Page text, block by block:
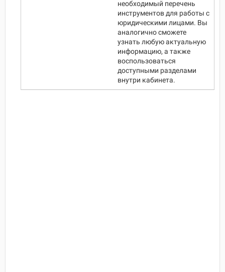
необходимый перечень
инструментов для работы с
юридическими лицами. Вы
аналогично сможете
узнать любую актуальную
информацию, а также
воспользоваться
доступными разделами
внутри кабинета.